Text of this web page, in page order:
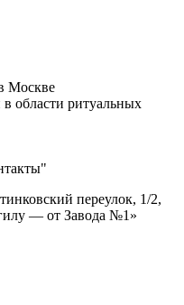
Москве
области ритуальных
переулок, 1/2,
— от Завода №1»